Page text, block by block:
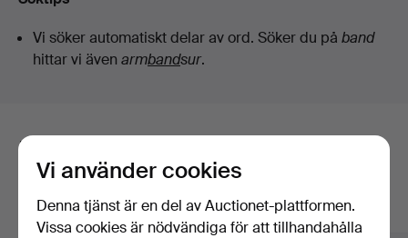
Vi söker automatiskt delar av ord. Söker du på band
hittar vi även armbandsur.
Här är föremål från vårt arkiv som
matchar din sökning
Visa alla föremål
Vi använder cookies
Denna tjänst är en del av Auctionet-plattformen.
Vissa cookies är nödvändiga för att tillhandahålla